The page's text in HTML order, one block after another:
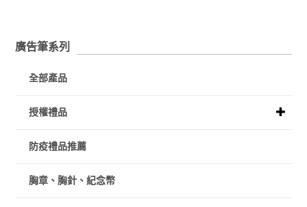
廣告筆系列
全部產品
授權禮品
防疫禮品推薦
胸章、胸針、紀念幣